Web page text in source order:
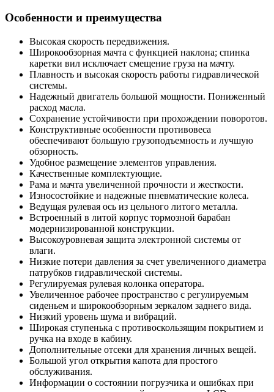
Особенности и преимущества
Высокая скорость передвижения.
Широкообзорная мачта с функцией наклона; спинка
каретки вил исключает смещение груза на мачту.
Плавность и высокая скорость работы гидравлической
системы.
Надежный двигатель большой мощности. Пониженный
расход масла.
Сохранение устойчивости при прохождении поворотов.
Конструктивные особенности противовеса
обеспечивают большую грузоподъемность и лучшую
обзорность.
Удобное размещение элементов управления.
Качественные комплектующие.
Рама и мачта увеличенной прочности и жесткости.
Износостойкие и надежные пневматические колеса.
Ведущая рулевая ось из цельного литого металла.
Встроенный в литой корпус тормозной барабан
модернизированной конструкции.
Высокоуровневая защита электронной системы от
влаги.
Низкие потери давления за счет увеличенного диаметра
патрубков гидравлической системы.
Регулируемая рулевая колонка оператора.
Увеличенное рабочее пространство с регулируемым
сиденьем и широкообзорным зеркалом заднего вида.
Низкий уровень шума и вибраций.
Широкая ступенька с противоскользящим покрытием и
ручка на входе в кабину.
Дополнительные отсеки для хранения личных вещей.
Большой угол открытия капота для простого
обслуживания.
Информации о состоянии погрузчика и ошибках при